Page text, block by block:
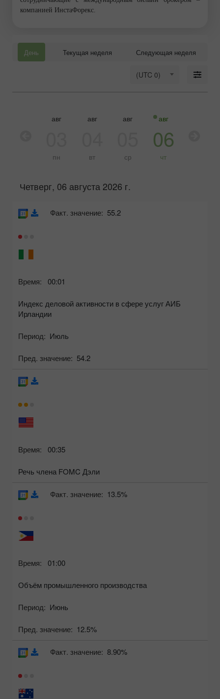
компанией ИнстаФорекс.
День Текущая неделя Следующая неделя
(UTC 0)
авг
пн
авг
вт
авг
ср
авг
06
чт
Четверг, 06 августа 2026 г.
Время: 00:01
Индекс деловой активности в сфере услуг АИБ
Ирландии
Период: Июль
Пред. значение: 54.2
Факт. значение: 55.2
Время: 00:35
Речь члена FOMC Дэли
Время: 01:00
Объём промышленного производства
Период: Июнь
Пред. значение: 12.5%
Факт. значение: 13.5%
Факт. значение: 8.90%